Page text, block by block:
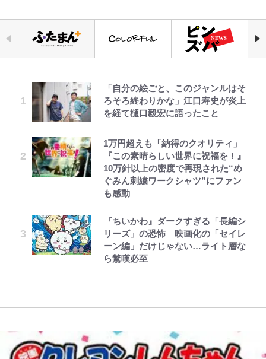
「自分の絵ごと、このジャンルはそ
ろそろ終わりかな」江口寿史が炎上
を経て樋口毅宏に語ったこと
1万円超えも「納得のクオリティ」
『この素晴らしい世界に祝福を！』
10万針以上の密度で再現された“め
ぐみん刺繍ワークシャツ”にファン
も感動
『ちいかわ』ダークすぎる「長編シ
リーズ」の恐怖 映画化の「セイレ
ーン編」だけじゃない…ライト層な
ら驚嘆必至
空の轍と大地の雲と 第1回
第3回 出版までの道のり・その2
レビュー『仮面家族』悠木シュン・
宮崎麗果、“10キロ減”告白後の背
骨・肋骨くっきりトレ姿に「痩せ過
ぎてませんか」心配の声も 夫・黒
千葉雄大、ほっそりイケメン近影に
「顔パンパンだったのに」反響 視
聴者が想った激変の納得理由
の再会にデレデレ…顔出し公開
「愛が足りない」不満を漏らしてい
た過去も
錦織一清の写真集はなぜ私服なの
か…高級ブランドをやめ等身大の自
分を表現する現在「ちゃんとおじい
「のりの芝居は観たいと」藤原紀香
が明かす夫・片岡愛之助との関係
性…互いに一番のお客さんで刺激を
もらう存在
藤原紀香が23年間続けるボランテ
ィア活動の原動力は…「偽善者だ」
との声も跳ね返す“誰かの役に立ち
たい”という思い
｢最後の1枚…ワルぃゎ〜｣鈴木優磨
が激勝翌日に写真12枚投稿→渾身
の“煽りショット”に興奮！｢最後の
ことどんだけ好きなんよｗ｣
｢なんじゃこりゃあああ！｣本田圭
佑の古巣ミラン、漆黒×蛍光レッド
の超絶クールな新サードユニに世界
ゃかっけえわ｣
｢知念さんを煽ってたのと同じ
人？｣鹿島・鈴木優磨、大逆転勝利
公式-ヒロインが来る前に妊娠しま
した~詰んだはずの悪役令嬢です
が、どうやら違うようです~ 第1話
公式-聖女じゃないと追放されたの
で、もふもふ従者(聖獣)とおにぎり
を握る 第53話(1)
公式-おっさん底辺治癒士と愛娘の
覚醒して、英雄へ成り上がる~ 第82
話(1)
【知ってる？「日本本土四極踏破証
明書」】広島から本州4島の最南端
へ「ドライブがてら行ってみた」意
荒々しい「火山帯」の一端にいるこ
とを体感！ 登頂約10分でも大迫力
「吾妻小富士」火口を1周する「1
時間半ハイキング」パノラマ絶景レ
「電気風呂の数は全国一」温泉じゃ
ないのに大満足！ 上高地帰りに寄
りたい「林檎の湯屋 おぶ～」【山
えびめしの流儀
オラの引越し物語 サボテン大襲撃
でっかい男になりたいゾ